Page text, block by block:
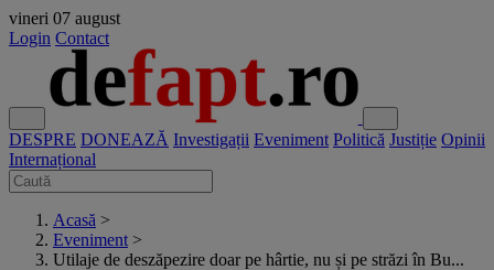
vineri 07 august
Login Contact
DESPRE DONEAZĂ Investigații Eveniment Politică Justiție Opinii
Internațional
Acasă >
Eveniment >
Utilaje de deszăpezire doar pe hârtie, nu și pe străzi în Bu...